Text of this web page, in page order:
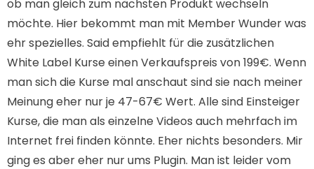
ob man gleich zum nächsten Produkt wechseln
möchte. Hier bekommt man mit Member Wunder was
ehr spezielles. Said empfiehlt für die zusätzlichen
White Label Kurse einen Verkaufspreis von 199€. Wenn
man sich die Kurse mal anschaut sind sie nach meiner
Meinung eher nur je 47-67€ Wert. Alle sind Einsteiger
Kurse, die man als einzelne Videos auch mehrfach im
Internet frei finden könnte. Eher nichts besonders. Mir
ging es aber eher nur ums Plugin. Man ist leider vom